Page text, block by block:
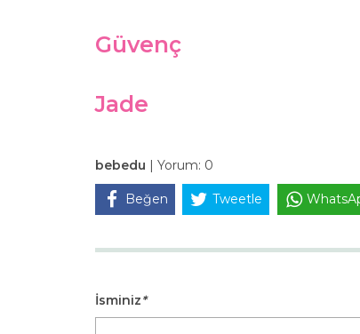
Güvenç
Jade
bebedu | Yorum: 0
Beğen Tweetle
İsminiz*